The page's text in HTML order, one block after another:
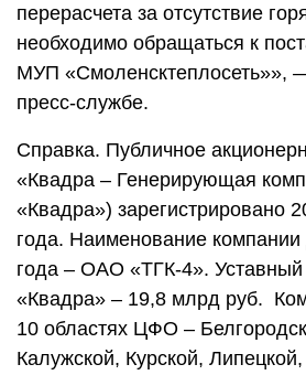
перерасчета за отсутствие
необходимо обращаться к
МУП «Смоленсктеплосеть»»,
пресс-службе.
Справка. Публичное
«Квадра – Генерирующая
«Квадра») зарегистрировано
года. Наименование
года – ОАО «ТГК-4».
«Квадра» – 19,8 млрд руб.
10 областях ЦФО –
Калужской, Курской,